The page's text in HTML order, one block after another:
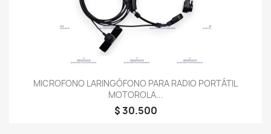
MICROFONO LARINGÓFONO PARA RADIO PORTÁTIL
MOTOROLA...
$ 30.500